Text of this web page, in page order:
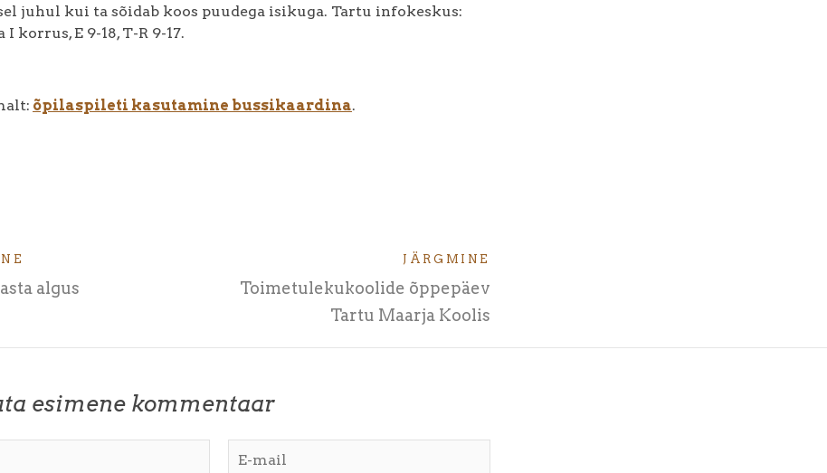
juhul kui ta sõidab koos puudega isikuga. Tartu infokeskus:
I korrus, E 9-18, T-R 9-17.
õpilaspileti kasutamine bussikaardina.
algus
JÄRGMINE
Toimetulekukoolide õppepäev
Tartu Maarja Koolis
esimene kommentaar